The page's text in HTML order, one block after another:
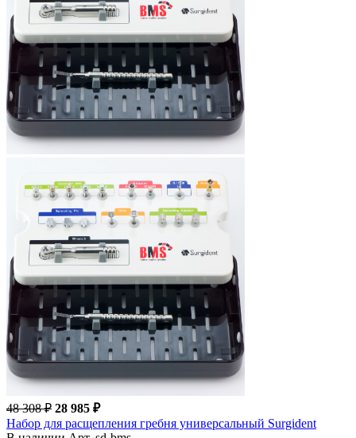
48 308 ₽ 28 985 ₽
Набор для расщепления гребня универсальный Surgident